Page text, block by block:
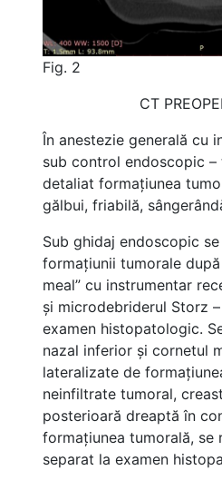
Fig. 2
CT
În anestezie generală cu
sub control endoscopic –
detaliat formațiunea
gălbui, friabilă,
Sub ghidaj endoscopic
formațiunii tumorale
meal” cu instrumentar
și microdebriderul Storz
examen histopatologic.
nazal inferior și cornetul
lateralizate de
neinfiltrate tumoral,
posterioară dreaptă în
formațiunea tumorală, se
separat la examen